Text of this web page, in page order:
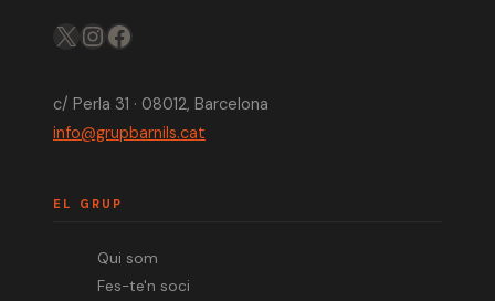
X IGFB
c/ Perla 31 · 08012, Barcelona
info@grupbarnils.cat
EL GRUP
Qui som
Fes-te'n soci